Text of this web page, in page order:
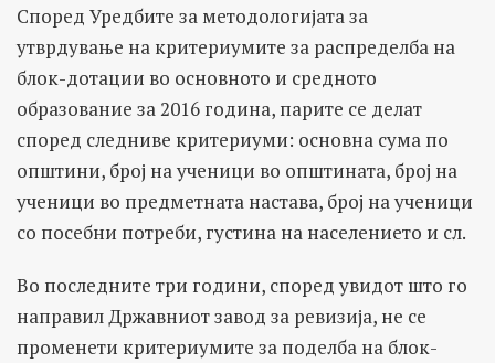
Според Уредбите за методологијата за
утврдување на критериумите за распределба на
блок-дотации во основното и средното
образование за 2016 година, парите се делат
според следниве критериуми: основна сума по
општини, број на ученици во општината, број на
ученици во предметната настава, број на ученици
со посебни потреби, густина на населението и сл.
Во последните три години, според увидот што го
направил Државниот завод за ревизија, не се
променети критериумите за поделба на блок-